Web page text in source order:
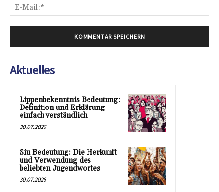
Aktuelles
Lippenbekenntnis Bedeutung:
Definition und Erklärung
einfach verständlich
30.07.2026
Siu Bedeutung: Die Herkunft
und Verwendung des
beliebten Jugendwortes
30.07.2026